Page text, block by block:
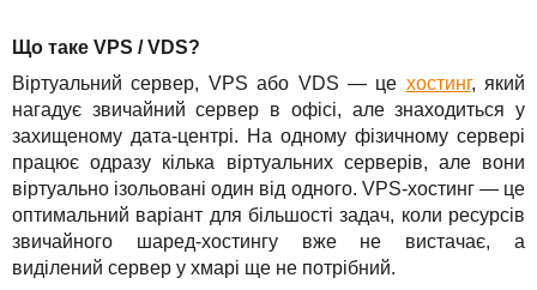
Що таке VPS / VDS?
Віртуальний сервер, VPS або VDS — це хостинг, який
нагадує звичайний сервер в офісі, але знаходиться у
захищеному дата-центрі. На одному фізичному сервері
працює одразу кілька віртуальних серверів, але вони
віртуально ізольовані один від одного. VPS-хостинг — це
оптимальний варіант для більшості задач, коли ресурсів
звичайного шаред-хостингу вже не вистачає, а
виділений сервер у хмарі ще не потрібний.